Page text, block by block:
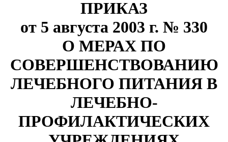
ПРИКАЗ
от 5 августа 2003 г. № 330
О МЕРАХ ПО
СОВЕРШЕНСТВОВАНИЮ
ЛЕЧЕБНОГО ПИТАНИЯ В
ЛЕЧЕБНО-
ПРОФИЛАКТИЧЕСКИХ